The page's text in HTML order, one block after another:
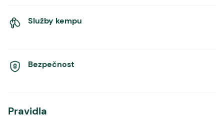
Služby kempu
Bezpečnost
Pravidla